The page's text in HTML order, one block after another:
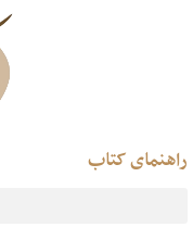
راهنمای کتاب